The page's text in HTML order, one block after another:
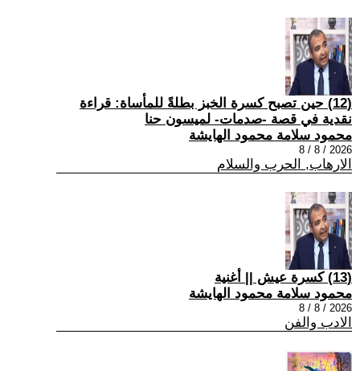
(12) حين تصبح كسرة الخبز بطلةً للمأساة: قراءة
نقدية في قصة -صدمات- لميسون حنا
محمود سلامة محمود الهايشة
2026 / 8 / 8
الارهاب, الحرب والسلام
(13) كسرة عيش || أغنية
محمود سلامة محمود الهايشة
2026 / 8 / 8
الادب والفن